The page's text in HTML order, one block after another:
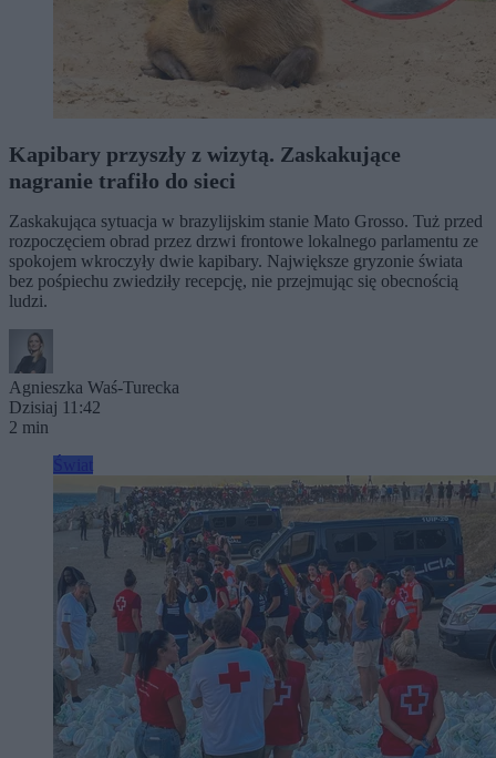
Kapibary przyszły z wizytą. Zaskakujące
nagranie trafiło do sieci
Zaskakująca sytuacja w brazylijskim stanie Mato Grosso. Tuż przed
rozpoczęciem obrad przez drzwi frontowe lokalnego parlamentu ze
spokojem wkroczyły dwie kapibary. Największe gryzonie świata
bez pośpiechu zwiedziły recepcję, nie przejmując się obecnością
ludzi.
Agnieszka Waś-Turecka
Dzisiaj 11:42
2 min